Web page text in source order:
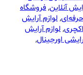
آنلاین,فروشگاه
,لوازم آرایش
,لوازم آرایش
اورجینال,